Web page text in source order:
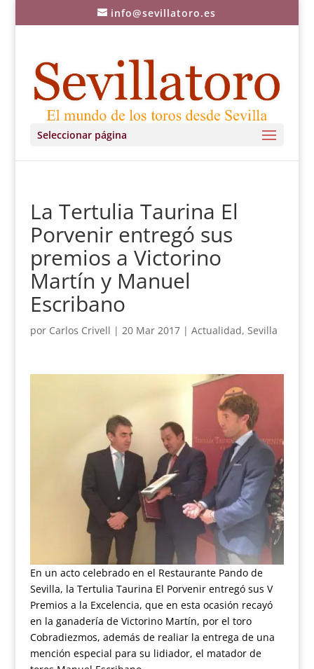
info@sevillatoro.es
Seleccionar página
La Tertulia Taurina El
Porvenir entregó sus
premios a Victorino
Martín y Manuel
Escribano
por Carlos Crivell | 20 Mar 2017| Actualidad, Sevilla
En un acto celebrado en el Restaurante Pando de
Sevilla, la Tertulia Taurina El Porvenir entregó sus V
Premios a la Excelencia, que en esta ocasión recayó
en la ganadería de Victorino Martín, por el toro
Cobradiezmos, además de realiar la entrega de una
mención especial para su lidiador, el matador de